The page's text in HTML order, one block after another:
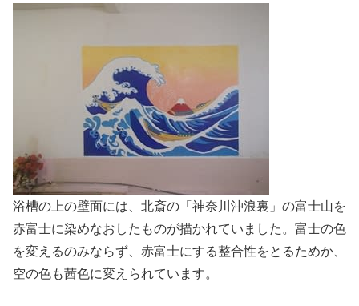
浴槽の上の壁面には、北斎の「神奈川沖浪裏」の富士山を
赤富士に染めなおしたものが描かれていました。富士の色
を変えるのみならず、赤富士にする整合性をとるためか、
空の色も茜色に変えられています。